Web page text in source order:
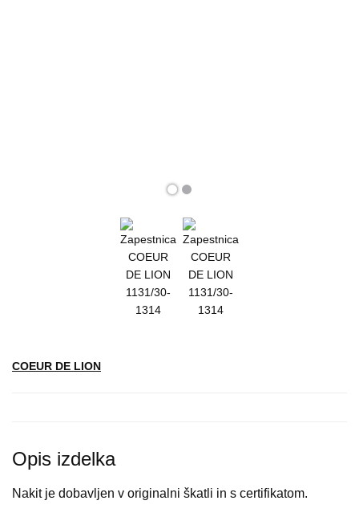
COEUR DE LION
Opis izdelka
Nakit je dobavljen v originalni škatli in s certifikatom.